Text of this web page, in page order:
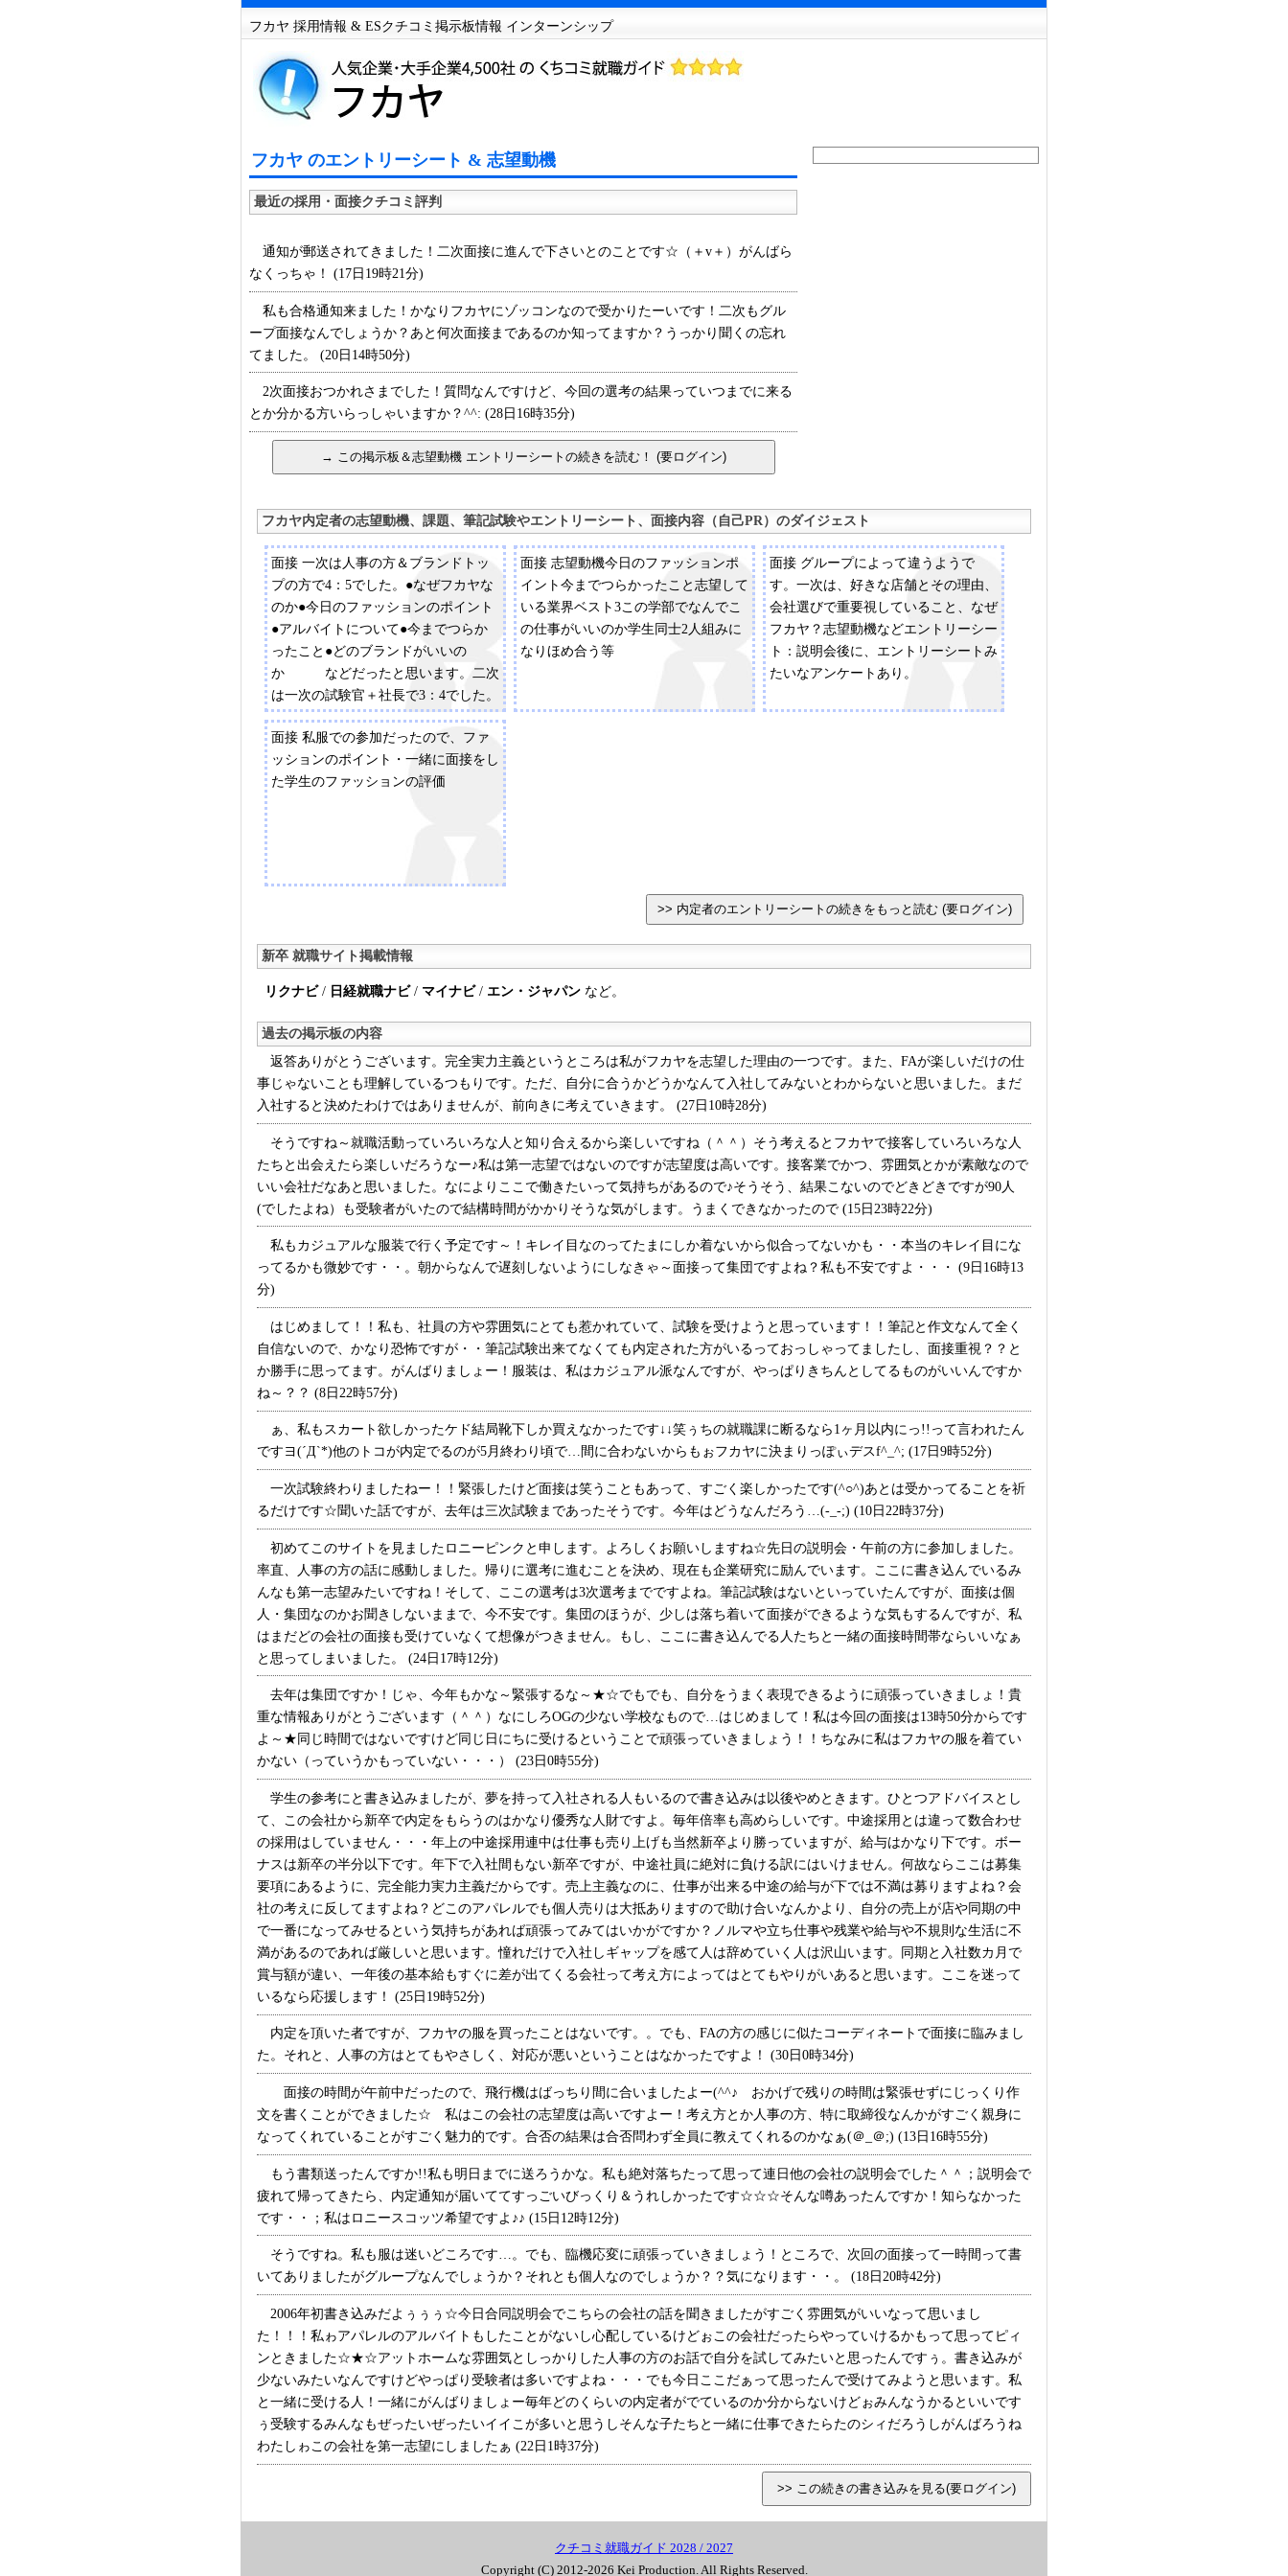
フカヤ 採用情報 & ESクチコミ掲示板情報 インターンシップ
フカヤ のエントリーシート & 志望動機
最近の採用・面接クチコミ評判
通知が郵送されてきました！二次面接に進んで下さいとのことです☆（＋v＋）がんばら
なくっちゃ！ (17日19時21分)
私も合格通知来ました！かなりフカヤにゾッコンなので受かりたーいです！二次もグル
ープ面接なんでしょうか？あと何次面接まであるのか知ってますか？うっかり聞くの忘れ
てました。 (20日14時50分)
2次面接おつかれさまでした！質問なんですけど、今回の選考の結果っていつまでに来る
とか分かる方いらっしゃいますか？^^: (28日16時35分)
フカヤ内定者の志望動機、課題、筆記試験やエントリーシート、面接内容（自己PR）のダイジェスト
面接 一次は人事の方＆ブランドトッ
プの方で4：5でした。●なぜフカヤな
のか●今日のファッションのポイント
●アルバイトについて●今までつらか
ったこと●どのブランドがいいの
か などだったと思います。二次
は一次の試験官＋社長で3：4でした。
●今日のファッション紹介●2人1組で
褒めあう→感想◎ESについて◎一次
で話したことについて◎今まで経験し
た達成感 など特に◎の分は社長
業とフカヤについて●「いらっしゃい
ませ」と言い一周歩く面接室で学生1
ました。たぶん雰囲気をみていると思
います。。面接のたびに全身写真を撮
られます。着ていく服は慎重に選んで
ポイントを紹介できるようにしておい
たほうがいいです。あと、社長は「社
員」という言葉やハッキリしない態度
が嫌いだそうです！！エントリーシー
ト：セミナーが終わった後に書きまし
た。内容は、●今日の感想●長所・短
所●モットー●私は○○な人です。を10
こなどでした。最終面接まで参考にさ
れます。終わった人から帰る感じだっ
たので時間を使って書いた方がいいで
すヨ♪♪
面接 志望動機今日のファッションポ
イント今までつらかったこと志望して
いる業界ベスト3この学部でなんでこ
の仕事がいいのか学生同士2人組みに
なりほめ合う等
面接 グループによって違うようで
す。一次は、好きな店舗とその理由、
会社選びで重要視していること、なぜ
フカヤ？志望動機などエントリーシー
ト：説明会後に、エントリーシートみ
たいなアンケートあり。
面接 私服での参加だったので、ファ
ッションのポイント・一緒に面接をし
た学生のファッションの評価
新卒 就職サイト掲載情報
リクナビ/ 日経就職ナビ/ マイナビ/ エン・ジャパン など。
過去の掲示板の内容
返答ありがとうございます。完全実力主義というところは私がフカヤを志望した理由の一つです。また、FAが楽しいだけの仕
事じゃないことも理解しているつもりです。ただ、自分に合うかどうかなんて入社してみないとわからないと思いました。まだ
入社すると決めたわけではありませんが、前向きに考えていきます。 (27日10時28分)
そうですね～就職活動っていろいろな人と知り合えるから楽しいですね（＾＾）そう考えるとフカヤで接客していろいろな人
たちと出会えたら楽しいだろうなー♪私は第一志望ではないのですが志望度は高いです。接客業でかつ、雰囲気とかが素敵なので
いい会社だなあと思いました。なによりここで働きたいって気持ちがあるので♪そうそう、結果こないのでどきどきですが90人
(でしたよね）も受験者がいたので結構時間がかかりそうな気がします。うまくできなかったので (15日23時22分)
私もカジュアルな服装で行く予定です～！キレイ目なのってたまにしか着ないから似合ってないかも・・本当のキレイ目にな
ってるかも微妙です・・。朝からなんで遅刻しないようにしなきゃ～面接って集団ですよね？私も不安ですよ・・・ (9日16時13
分)
はじめまして！！私も、社員の方や雰囲気にとても惹かれていて、試験を受けようと思っています！！筆記と作文なんて全く
自信ないので、かなり恐怖ですが・・筆記試験出来てなくても内定された方がいるっておっしゃってましたし、面接重視？？と
か勝手に思ってます。がんばりましょー！服装は、私はカジュアル派なんですが、やっぱりきちんとしてるものがいいんですか
ね～？？ (8日22時57分)
ぁ、私もスカート欲しかったケド結局靴下しか買えなかったです↓↓笑ぅちの就職課に断るなら1ヶ月以内にっ!!って言われたん
ですヨ(´Д`*)他のトコが内定でるのが5月終わり頃で…間に合わないからもぉフカヤに決まりっぽぃデスf^_^; (17日9時52分)
一次試験終わりましたねー！！緊張したけど面接は笑うこともあって、すごく楽しかったです(^○^)あとは受かってることを祈
るだけです☆聞いた話ですが、去年は三次試験まであったそうです。今年はどうなんだろう…(-_-;) (10日22時37分)
初めてこのサイトを見ましたロニーピンクと申します。よろしくお願いしますね☆先日の説明会・午前の方に参加しました。
率直、人事の方の話に感動しました。帰りに選考に進むことを決め、現在も企業研究に励んでいます。ここに書き込んでいるみ
んなも第一志望みたいですね！そして、ここの選考は3次選考までですよね。筆記試験はないといっていたんですが、面接は個
人・集団なのかお聞きしないままで、今不安です。集団のほうが、少しは落ち着いて面接ができるような気もするんですが、私
はまだどの会社の面接も受けていなくて想像がつきません。もし、ここに書き込んでる人たちと一緒の面接時間帯ならいいなぁ
と思ってしまいました。 (24日17時12分)
去年は集団ですか！じゃ、今年もかな～緊張するな～★☆でもでも、自分をうまく表現できるように頑張っていきましょ！貴
重な情報ありがとうございます（＾＾）なにしろOGの少ない学校なもので…はじめまして！私は今回の面接は13時50分からです
よ～★同じ時間ではないですけど同じ日にちに受けるということで頑張っていきましょう！！ちなみに私はフカヤの服を着てい
かない（っていうかもっていない・・・） (23日0時55分)
学生の参考にと書き込みましたが、夢を持って入社される人もいるので書き込みは以後やめときます。ひとつアドバイスとし
て、この会社から新卒で内定をもらうのはかなり優秀な人財ですよ。毎年倍率も高めらしいです。中途採用とは違って数合わせ
の採用はしていません・・・年上の中途採用連中は仕事も売り上げも当然新卒より勝っていますが、給与はかなり下です。ボー
ナスは新卒の半分以下です。年下で入社間もない新卒ですが、中途社員に絶対に負ける訳にはいけません。何故ならここは募集
要項にあるように、完全能力実力主義だからです。売上主義なのに、仕事が出来る中途の給与が下では不満は募りますよね？会
社の考えに反してますよね？どこのアパレルでも個人売りは大抵ありますので助け合いなんかより、自分の売上が店や同期の中
で一番になってみせるという気持ちがあれば頑張ってみてはいかがですか？ノルマや立ち仕事や残業や給与や不規則な生活に不
満があるのであれば厳しいと思います。憧れだけで入社しギャップを感て人は辞めていく人は沢山います。同期と入社数カ月で
賞与額が違い、一年後の基本給もすぐに差が出てくる会社って考え方によってはとてもやりがいあると思います。ここを迷って
いるなら応援します！ (25日19時52分)
内定を頂いた者ですが、フカヤの服を買ったことはないです。。でも、FAの方の感じに似たコーディネートで面接に臨みまし
た。それと、人事の方はとてもやさしく、対応が悪いということはなかったですよ！ (30日0時34分)
面接の時間が午前中だったので、飛行機はばっちり間に合いましたよー(^^♪ おかげで残りの時間は緊張せずにじっくり作
文を書くことができました☆ 私はこの会社の志望度は高いですよー！考え方とか人事の方、特に取締役なんかがすごく親身に
なってくれていることがすごく魅力的です。合否の結果は合否問わず全員に教えてくれるのかなぁ(＠_＠;) (13日16時55分)
もう書類送ったんですか!!私も明日までに送ろうかな。私も絶対落ちたって思って連日他の会社の説明会でした＾＾；説明会で
疲れて帰ってきたら、内定通知が届いててすっごいびっくり＆うれしかったです☆☆☆そんな噂あったんですか！知らなかった
です・・；私はロニースコッツ希望ですよ♪♪ (15日12時12分)
そうですね。私も服は迷いどころです…。でも、臨機応変に頑張っていきましょう！ところで、次回の面接って一時間って書
いてありましたがグループなんでしょうか？それとも個人なのでしょうか？？気になります・・。 (18日20時42分)
2006年初書き込みだよぅぅぅ☆今日合同説明会でこちらの会社の話を聞きましたがすごく雰囲気がいいなって思いまし
た！！！私ゎアパレルのアルバイトもしたことがないし心配しているけどぉこの会社だったらやっていけるかもって思ってピィ
ンときました☆★☆アットホームな雰囲気としっかりした人事の方のお話で自分を試してみたいと思ったんですぅ。書き込みが
少ないみたいなんですけどやっぱり受験者は多いですよね・・・でも今日ここだぁって思ったんで受けてみようと思います。私
と一緒に受ける人！一緒にがんばりましょー毎年どのくらいの内定者がでているのか分からないけどぉみんなうかるといいです
ぅ受験するみんなもぜったいぜったいイイこが多いと思うしそんな子たちと一緒に仕事できたらたのシィだろうしがんばろうね
わたしゎこの会社を第一志望にしましたぁ (22日1時37分)
クチコミ就職ガイド 2028 / 2027
Copyright (C) 2012-2026 Kei Production. All Rights Reserved.